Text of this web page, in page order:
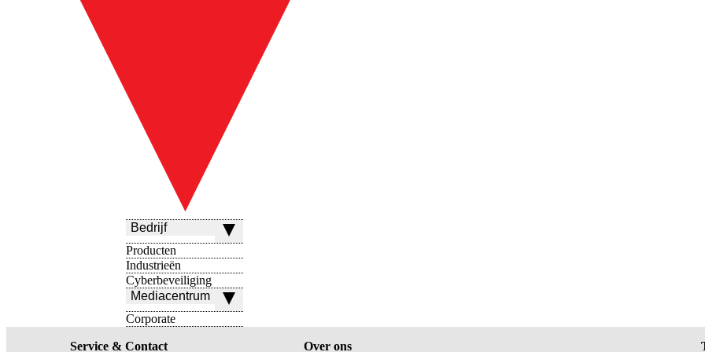
Bedrijf
Producten
Industrieën
Cyberbeveiliging
Mediacentrum
Corporate
Service & Contact Over ons